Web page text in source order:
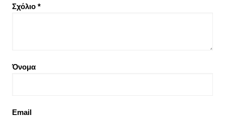
Σχόλιο *
Όνομα
Email